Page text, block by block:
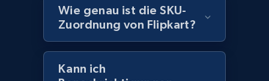
Model number, Gtin ean pn, Product name, and
991+ 162+ Jetzt anfangen
Wie genau ist die SKU-
Zuordnung von Flipkart?
Kann ich